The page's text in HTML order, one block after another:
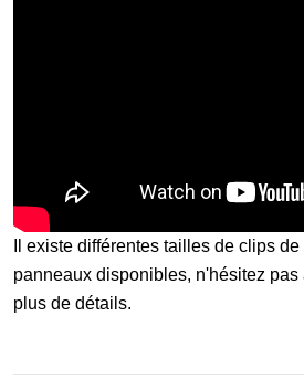
Il existe différentes tailles de clips
panneaux disponibles, n'hésitez pas
plus de détails.